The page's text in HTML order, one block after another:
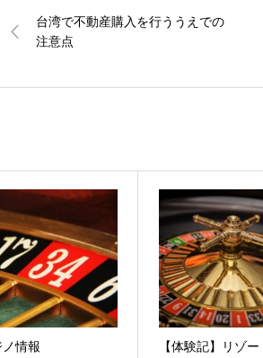
台湾で不動産購入を行ううえでの
注意点
情報
【体験記】リゾ